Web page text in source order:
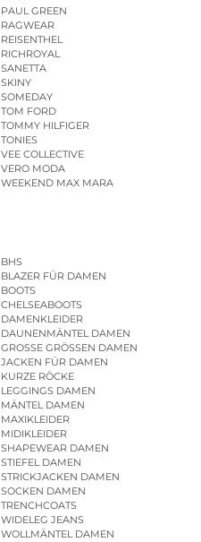
PAUL GREEN
RAGWEAR
REISENTHEL
RICHROYAL
SANETTA
SKINY
SOMEDAY
TOM FORD
TOMMY HILFIGER
TONIES
VEE COLLECTIVE
VERO MODA
WEEKEND MAX MARA
BHS
BLAZER FÜR DAMEN
BOOTS
CHELSEABOOTS
DAMENKLEIDER
DAUNENMÄNTEL DAMEN
GROSSE GRÖSSEN DAMEN
JACKEN FÜR DAMEN
KURZE RÖCKE
LEGGINGS DAMEN
MÄNTEL DAMEN
MAXIKLEIDER
MIDIKLEIDER
SHAPEWEAR DAMEN
STIEFEL DAMEN
STRICKJACKEN DAMEN
SOCKEN DAMEN
TRENCHCOATS
WIDELEG JEANS
WOLLMÄNTEL DAMEN